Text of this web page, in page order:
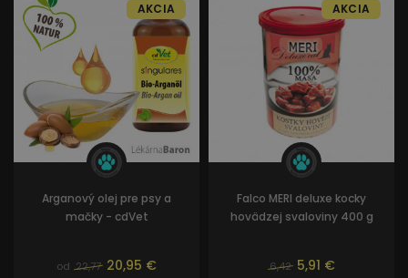
Arganový olej pre psy a
mačky - cdVet
od 22,77 20,95 €
AKCIA
Falco MERI deluxe kocky
hovädzej svaloviny 400 g
6,42 5,91 €
AKCIA